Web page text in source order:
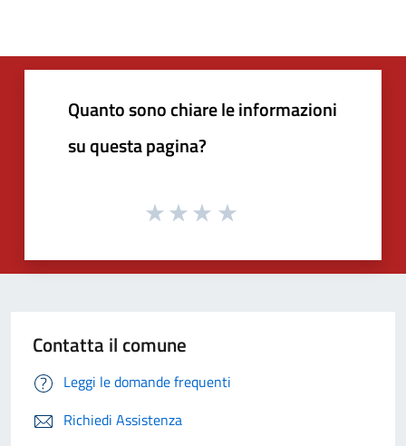
Quanto sono chiare le informazioni
su questa pagina?
Contatta il comune
Leggi le domande frequenti
Richiedi Assistenza